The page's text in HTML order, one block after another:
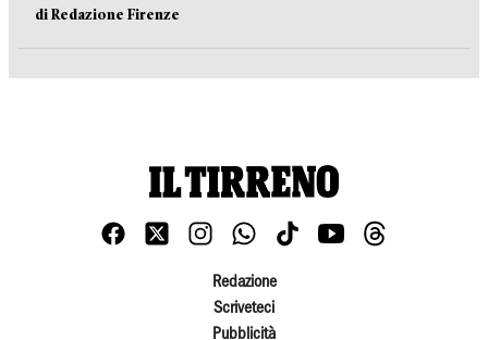
di Redazione Firenze
Redazione
Scriveteci
Pubblicità